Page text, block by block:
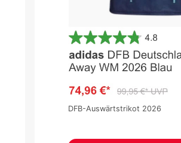
DFB-Auswärtstrikot 2026